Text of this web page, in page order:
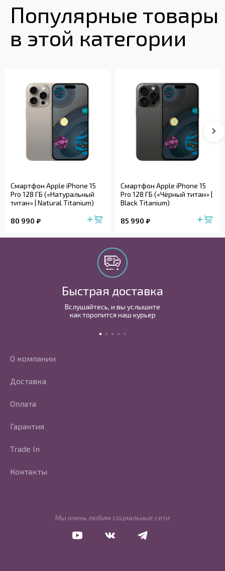
Популярные товары
в этой категории
Смартфон Apple iPhone 15
Pro 128 ГБ («Натуральный
титан» | Natural Titanium)
80 990
Смартфон Apple iPhone 15
Pro 128 ГБ («Чёрный титан» |
Black Titanium)
85 990
Быстрая доставка
Вслушайтесь, и вы услышите
как торопится наш курьер
Мы очень любим социальные сети
О компании
Доставка
Оплата
Гарантия
Trade In
Контакты